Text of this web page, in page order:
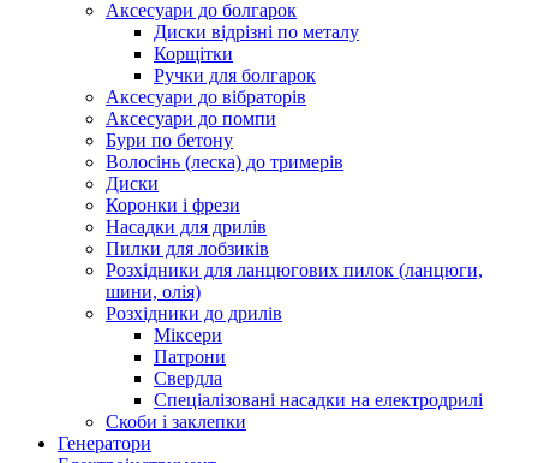
Аксесуари до болгарок
Диски відрізні по металу
Корщітки
Ручки для болгарок
Аксесуари до вібраторів
Аксесуари до помпи
Бури по бетону
Волосінь (леска) до тримерів
Диски
Коронки і фрези
Насадки для дрилів
Пилки для лобзиків
Розхідники для ланцюгових пилок (ланцюги,
шини, олія)
Розхідники до дрилів
Міксери
Патрони
Свердла
Спеціалізовані насадки на електродрилі
Скоби і заклепки
Генератори